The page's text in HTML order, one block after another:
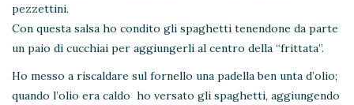
pezzettini.
Con questa salsa ho condito gli spaghetti tenendone da parte
un paio di cucchiai per aggiungerli al centro della “frittata”.
Ho messo a riscaldare sul fornello una padella ben unta d’olio;
quando l’olio era caldo ho versato gli spaghetti, aggiungendo